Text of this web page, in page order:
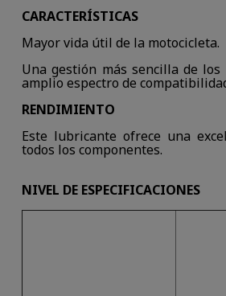
CARACTERÍSTICAS
Mayor vida útil de la motocicleta.
Una gestión más sencilla de
amplio espectro de
RENDIMIENTO
Este lubricante ofrece una
todos los componentes.
NIVEL DE ESPECIFICACIONES